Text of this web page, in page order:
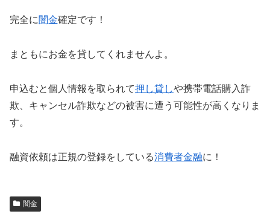
完全に闇金確定です！
まともにお金を貸してくれませんよ。
申込むと個人情報を取られて押し貸しや携帯電話購入詐
欺、キャンセル詐欺などの被害に遭う可能性が高くなりま
す。
融資依頼は正規の登録をしている消費者金融に！
闇金